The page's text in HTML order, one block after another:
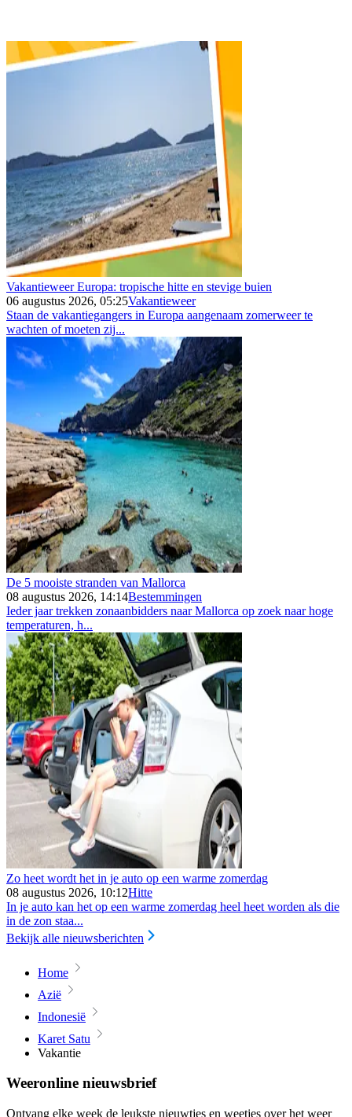
Vakantieweer Europa: tropische hitte en stevige buien
06 augustus 2026, 05:25Vakantieweer
Staan de vakantiegangers in Europa aangenaam zomerweer te
wachten of moeten zij...
De 5 mooiste stranden van Mallorca
08 augustus 2026, 14:14Bestemmingen
Ieder jaar trekken zonaanbidders naar Mallorca op zoek naar hoge
temperaturen, h...
Zo heet wordt het in je auto op een warme zomerdag
08 augustus 2026, 10:12Hitte
In je auto kan het op een warme zomerdag heel heet worden als die
in de zon staa...
Bekijk alle nieuwsberichten
Home
Azië
Indonesië
Karet Satu
Vakantie
Weeronline nieuwsbrief
Ontvang elke week de leukste nieuwtjes en weetjes over het weer